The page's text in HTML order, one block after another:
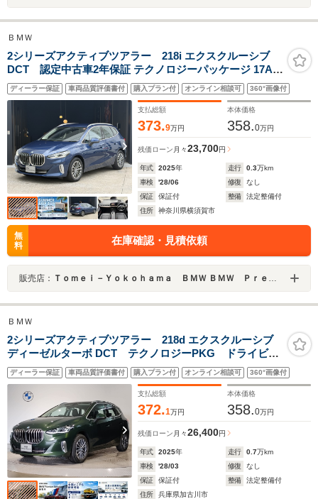
ＢＭＷ
2シリーズアクティブツアラー 218i エクスクルーシブ
DCT 認定中古車2年保証 テクノロジーパッケージ 17AW
ブラックヴェガンザレザー オートトランク トップビュー
モニター パーキングアシスト アンビエントライト シート
ヒーター ワイヤレスチャージ LED HUD
ディーラー保証 車両品質評価書付 購入プラン付 オンライン相談可 360°画像付
支払総額
373.9万円
本体価格
358.0万円
残価ローン 月々23,700円
年式 2025年 走行 0.3万km
車検
'28/06 修復
なし
保証
保証付 整備
法定整備付
住所
神奈川県横須賀市
無
料
在庫確認・見積依頼
販売店： Ｔｏｍｅｉ－Ｙｏｋｏｈａｍａ ＢＭＷ ＢＭＷ Ｐｒｅｍｉｕｍ Ｓｅｌｅｃｔｉｏｎ 横須賀
ＢＭＷ
2シリーズアクティブツアラー 218d エクスクルーシブ
ディーゼルターボ DCT テクノロジーPKG ドライビン
グ・アシスト・プラス ACC ブラックレザーシート
全方位カメラ アップディスプレイ ヘッドアップディ
スプレイ 17AW 電動リアゲート 電動シート パーキ
ングアシストプラス
ディーラー保証 車両品質評価書付 購入プラン付 オンライン相談可 360°画像付
支払総額
372.1万円
本体価格
358.0万円
残価ローン 月々26,400円
年式 2025年 走行 0.7万km
車検
'28/03 修復
なし
保証
保証付 整備
法定整備付
住所
兵庫県加古川市